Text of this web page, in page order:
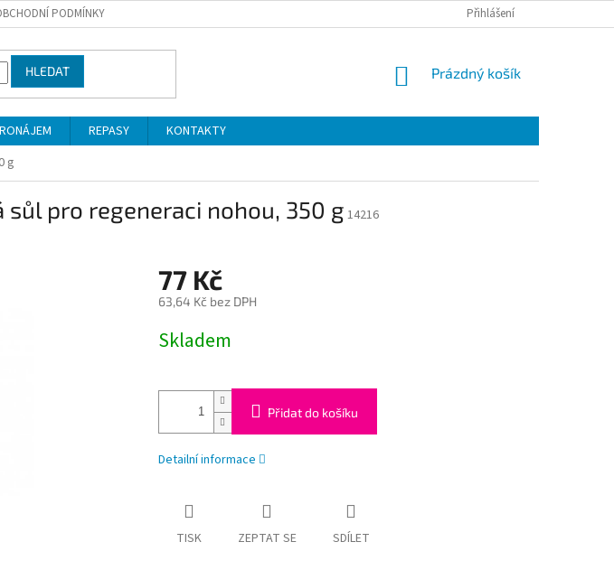
PODMÍNKY Přihlášení
HLEDAT
NÁKUPNÍ
Prázdný košík
REPASY
KONTAKTY
g
pro regeneraci nohou, 350 g 14216
77 Kč
63,64 Kč bez DPH
cena:
Skladem
Přidat do košíku
Detailní informace
TISK ZEPTAT SE SDÍLET